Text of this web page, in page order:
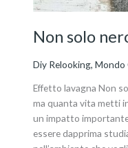
Non solo
Diy Relooking,Mondo
Effetto lavagna Non
ma quanta vita metti
un impatto
essere dapprima